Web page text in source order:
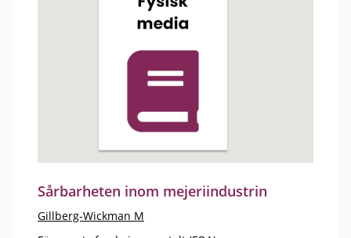
Sårbarheten inom mejeriindustrin
Gillberg-Wickman M